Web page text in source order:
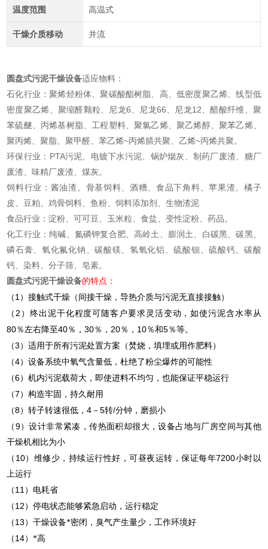
温度范围 高温式
干燥介质移动 并流
圆盘式污泥干燥设备适应物料：
石化行业：聚烯烃粉体、聚碳酸酯树脂、高、低密度聚乙烯、线型低
密度聚乙烯、聚缩醛颗粒、尼龙6、尼龙66、尼龙12、醋酸纤维、聚
苯硫醚、丙烯基树脂、工程塑料、聚氯乙烯、聚乙烯醇、聚苯乙烯、
聚丙烯、聚脂、聚甲醛、苯乙烯~丙烯腈共聚、乙烯~丙烯共聚。
环保行业：PTA污泥、电镀下水污泥、锅炉烟灰、制药厂废渣、糖厂
废渣、味精厂废渣、煤灰。
饲料行业：酱油渣、骨基饲料、酒糟、食品下角料、苹果渣、橘子
皮、豆粕、鸡骨饲料、鱼粉、饲料添加剂、生物渣泥
食品行业：淀粉、可可豆、玉米粒、食盐、变性淀粉、药品。
化工行业：纯碱、氮磷钾复合肥、高岭土、膨润土、白碳黑、碳黑、
磷石膏、氧化氟化钠、碳酸镁、氢氧化铝、硫酸钡、硫酸钙、碳酸
钙、染料、分子筛、皂素。
圆盘式污泥干燥设备的特点：
（ 1）接触式干燥（间接干燥，导热介质与污泥无直接接触）
（2 ）终出泥干化程度可随客户要求灵活变动，如使污泥含水率从
80％左右降至40％，30％，20％， 10％和5％等。
（3 ）适用于所有污泥处置方案（焚烧，填埋或用作肥料）
（4）设备系统中氧气含量低，杜绝了粉尘爆炸的可能性
（6）机内污泥载荷大，即使进料不均匀，也能保证平稳运行
（7 ）构造牢固，持久耐用
（8）转子转速很低，4 －5转/分钟，磨损小
（ 9）设计非常紧凑，传热面积却很大，设备占地与厂房空间与其他
干燥机相比为小
（ 10）维修少，持续运行性好，可昼夜运转，保证每年7200小时以
上运行
（ 11）电耗省
（ 12 ）停电状态能够紧急启动，运行稳定
（ 13 ）干燥设备*密闭，臭气产生量少，工作环境好
（ 14）*高